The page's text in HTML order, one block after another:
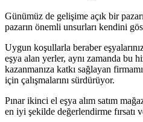
Günümüz de gelişime açık bir
pazarın önemli unsurları kendini
Uygun koşullarla beraber
eşya alan yerler, aynı zamanda bu
kazanmanıza katkı sağlayan
için çalışmalarını sürdürüyor.
Pınar ikinci el eşya alım satım
en iyi şekilde değerlendirme fırsatı